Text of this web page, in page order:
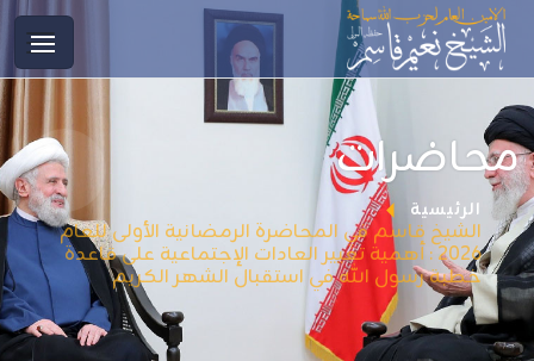
محاضرات
الرئيسية
الشيخ قاسم في المحاضرة الرمضانية الأولى للعام
2026 : أهمية تغيير العادات الإجتماعية على قاعدة
خطبة رسول الله في استقبال الشهر الكريم